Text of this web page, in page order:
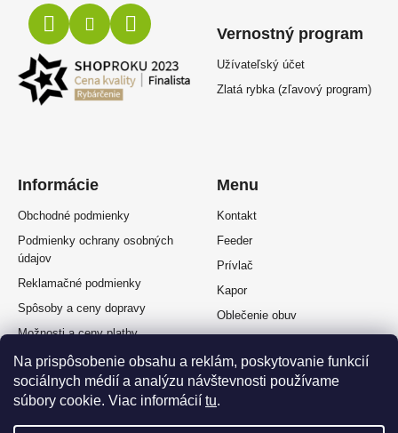
Na prispôsobenie obsahu a reklám, poskytovanie funkcií
sociálnych médií a analýzu návštevnosti používame
súbory cookie. Viac informácií tu.
Informácie
Obchodné podmienky
Podmienky ochrany osobných
údajov
Reklamačné podmienky
Spôsoby a ceny dopravy
Možnosti a ceny platby
Splátkový predaj
Odstúpenie od zmluvy
Vernostný program
Užívateľský účet
Zlatá rybka (zľavový program)
Menu
Kontakt
Feeder
Prívlač
Kapor
Oblečenie obuv
Muškárina